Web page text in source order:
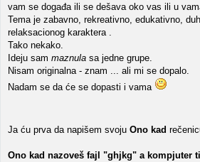
vam se događa ili se dešava oko vas ili u
Tema je zabavno, rekreativno, edukativno,
relaksacionog karaktera .
Tako nekako.
Ideju sam maznula sa jedne grupe.
Nisam originalna - znam ... ali mi se dopalo.
Nadam se da će se dopasti i vama
Ja ću prva da napišem svoju Ono kad
Ono kad nazoveš fajl "ghjkg" a kompjuter